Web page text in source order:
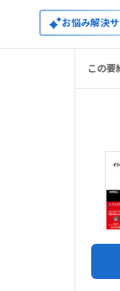
お悩み解決
この要